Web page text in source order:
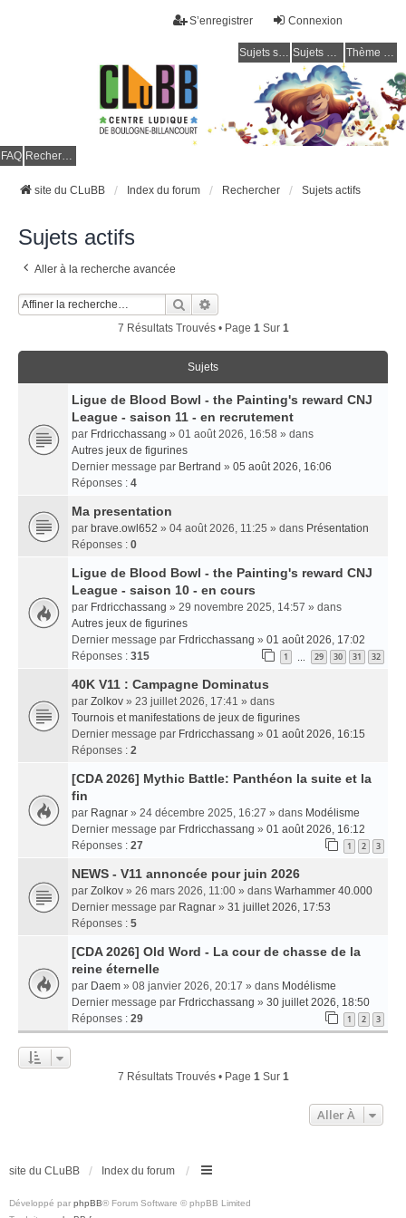
Connexion
S’enregistrer
Sujets sans réponse Sujets actifs Thème clair / foncé
FAQ Rechercher
site du CLuBB Index du forum Rechercher Sujets actifs
Sujets actifs
Aller à la recherche avancée
Rechercher
7 Résultats Trouvés • Page 1Sur 1
Sujets
Ligue de Blood Bowl - the Painting's reward CNJ
League - saison 11 - en recrutement
par Frdricchassang » 01 août 2026, 16:58 » dans
Autres jeux de figurines
Dernier message par Bertrand » 05 août 2026, 16:06
Réponses : 4
Ma presentation
par brave.owl652 » 04 août 2026, 11:25 » dans Présentation
Réponses : 0
Ligue de Blood Bowl - the Painting's reward CNJ
League - saison 10 - en cours
par Frdricchassang » 29 novembre 2025, 14:57 » dans
Autres jeux de figurines
Dernier message par Frdricchassang » 01 août 2026, 17:02
Réponses : 315 1 29 30 31 32
40K V11 : Campagne Dominatus
par Zolkov » 23 juillet 2026, 17:41 » dans
Tournois et manifestations de jeux de figurines
Dernier message par Frdricchassang » 01 août 2026, 16:15
Réponses : 2
[CDA 2026] Mythic Battle: Panthéon la suite et la
fin
par Ragnar » 24 décembre 2025, 16:27 » dans Modélisme
Dernier message par Frdricchassang » 01 août 2026, 16:12
Réponses : 27 1 2 3
NEWS - V11 annoncée pour juin 2026
par Zolkov » 26 mars 2026, 11:00 » dans Warhammer 40.000
Dernier message par Ragnar » 31 juillet 2026, 17:53
Réponses : 5
[CDA 2026] Old Word - La cour de chasse de la
reine éternelle
par Daem » 08 janvier 2026, 20:17 » dans Modélisme
Dernier message par Frdricchassang » 30 juillet 2026, 18:50
Réponses : 29 1 2 3
7 Résultats Trouvés • Page 1Sur 1
Aller À
site du CLuBB Index du forum
Développé par phpBB® Forum Software © phpBB Limited